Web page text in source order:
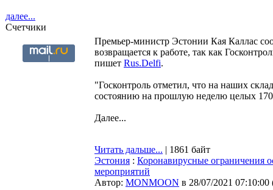
далее...
Счетчики
Премьер-министр Эстонии Кая Каллас
возвращается к работе, так как
пишет Rus.Delfi.
"Госконтроль отметил, что на наших
состоянию на прошлую неделю целых
Далее...
Читать дальше... | 1861 байт
Эстония : Коронавирусные ограничения
мероприятий
Автор: MONMOON в 28/07/2021 07:10:00